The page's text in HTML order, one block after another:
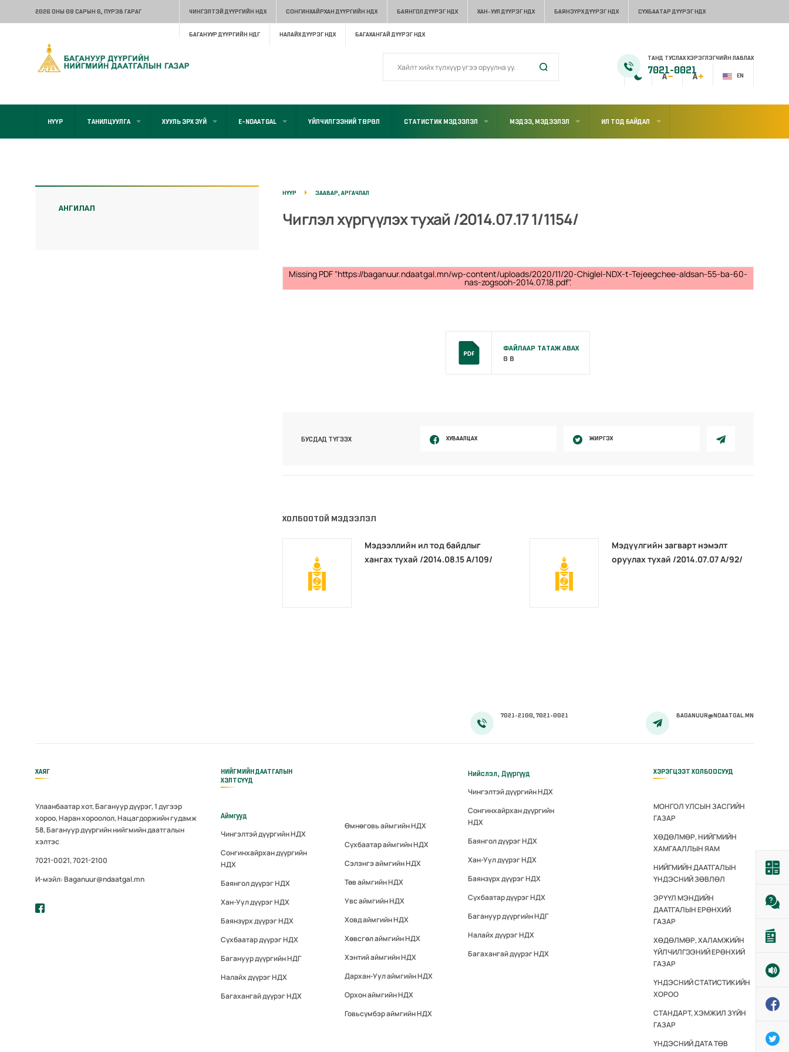
2026 ОНЫ 08 САРЫН 6, ПҮРЭВ ГАРАГ ЧИНГЭЛТЭЙ ДҮҮРГИЙН НДХ СОНГИНХАЙРХАН ДҮҮРГИЙН НДХ БАЯНГОЛ ДҮҮРЭГ НДХ ХАН-УУЛ ДҮҮРЭГ НДХ БАЯНЗҮРХ ДҮҮРЭГ НДХ СҮХБААТАР ДҮҮРЭГ НДХ
БАГАНУУР ДҮҮРГИЙН НДГ НАЛАЙХ ДҮҮРЭГ НДХ БАГАХАНГАЙ ДҮҮРЭГ НДХ
EN
ТАНД ТУСЛАХ ХЭРЭГЛЭГЧИЙН ЛАВЛАХ
7021-0021
НҮҮР ТАНИЛЦУУЛГА ХУУЛЬ ЭРХ ЗҮЙ E-NDAATGAL ҮЙЛЧИЛГЭЭНИЙ ТӨРӨЛ СТАТИСТИК МЭДЭЭЛЭЛ МЭДЭЭ, МЭДЭЭЛЭЛ ИЛ ТОД БАЙДАЛ
АНГИЛАЛ
НҮҮР ЗААВАР, АРГАЧЛАЛ
Чиглэл хүргүүлэх тухай /2014.07.17 1/1154/
Missing PDF "https://baganuur.ndaatgal.mn/wp-content/uploads/2020/11/20-Chiglel-NDX-t-Tejeegchee-aldsan-55-ba-60-
nas-zogsooh-2014.07.18.pdf".
ФАЙЛААР ТАТАЖ АВАХ
0 B
БУСДАД ТҮГЭЭХ ХУВААЛЦАХ ЖИРГЭХ
ХОЛБООТОЙ МЭДЭЭЛЭЛ
Мэдээллийн ил тод байдлыг
хангах тухай /2014.08.15 А/109/
Мэдүүлгийн загварт нэмэлт
оруулах тухай /2014.07.07 А/92/
7021-2100, 7021-0021 BAGANUUR@NDAATGAL.MN
ХАЯГ
Улаанбаатар хот, Багануур дүүрэг, 1 дүгээр
хороо, Наран хороолол, Нацагдоржийн гудамж
58, Багануур дүүргийн нийгмийн даатгалын
хэлтэс
7021-0021, 7021-2100
И-мэйл: Baganuur@ndaatgal.mn
НИЙГМИЙН ДААТГАЛЫН
ХЭЛТСҮҮД
Аймгууд
Чингэлтэй дүүргийн НДХ
Сонгинхайрхан дүүргийн
НДХ
Баянгол дүүрэг НДХ
Хан-Уул дүүрэг НДХ
Баянзүрх дүүрэг НДХ
Сүхбаатар дүүрэг НДХ
Багануур дүүргийн НДГ
Налайх дүүрэг НДХ
Багахангай дүүрэг НДХ
Өмнөговь аймгийн НДХ
Сүхбаатар аймгийн НДХ
Сэлэнгэ аймгийн НДХ
Төв аймгийн НДХ
Увс аймгийн НДХ
Ховд аймгийн НДХ
Хөвсгөл аймгийн НДХ
Хэнтий аймгийн НДХ
Дархан-Уул аймгийн НДХ
Орхон аймгийн НДХ
Говьсүмбэр аймгийн НДХ
Нийслэл, Дүүргүүд
Чингэлтэй дүүргийн НДХ
Сонгинхайрхан дүүргийн
НДХ
Баянгол дүүрэг НДХ
Хан-Уул дүүрэг НДХ
Баянзүрх дүүрэг НДХ
Сүхбаатар дүүрэг НДХ
Багануур дүүргийн НДГ
Налайх дүүрэг НДХ
Багахангай дүүрэг НДХ
ХЭРЭГЦЭЭТ ХОЛБООСУУД
МОНГОЛ УЛСЫН ЗАСГИЙН
ГАЗАР
ХӨДӨЛМӨР, НИЙГМИЙН
ХАМГААЛЛЫН ЯАМ
НИЙГМИЙН ДААТГАЛЫН
ҮНДЭСНИЙ ЗӨВЛӨЛ
ЭРҮҮЛ МЭНДИЙН
ДААТГАЛЫН ЕРӨНХИЙ
ГАЗАР
ХӨДӨЛМӨР, ХАЛАМЖИЙН
ҮЙЛЧИЛГЭЭНИЙ ЕРӨНХИЙ
ГАЗАР
ҮНДЭСНИЙ СТАТИСТИКИЙН
ХОРОО
СТАНДАРТ, ХЭМЖИЛ ЗҮЙН
ГАЗАР
ҮНДЭСНИЙ ДАТА ТӨВ